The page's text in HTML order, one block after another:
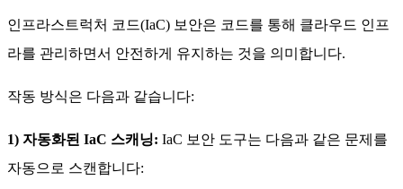
인프라스트럭처 코드(IaC) 보안은 코드를 통해 클라우드 인프
라를 관리하면서 안전하게 유지하는 것을 의미합니다.
작동 방식은 다음과 같습니다:
1) 자동화된 IaC 스캐닝: IaC 보안 도구는 다음과 같은 문제를
자동으로 스캔합니다: